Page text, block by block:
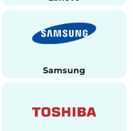
Samsung